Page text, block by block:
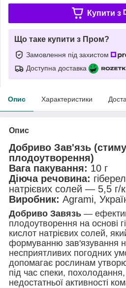
Купити з
Що таке купити з Пром?
Замовлення під захистом
Доступна доставка
Опис Характеристики
Опис
Добриво Зав'язь
плодоутворення)
Вага пакування: 10 г
Діюча речовина:
натрієвих солей — 5,5 г/
Виробник: Agrami,
Добриво Завязь —
плодоутворення на основі
кислот натрієвих солей,
формуванню зав'язування
несприятливих погодних
допомагає рослинам
під час спеки, похолодання,
недостатньої активності